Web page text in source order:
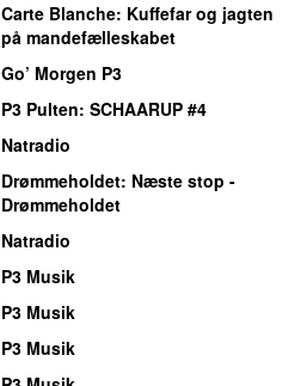
Carte Blanche: Kuffefar og jagten
på mandefælleskabet
Go’ Morgen P3
P3 Pulten: SCHAARUP #4
Natradio
Drømmeholdet: Næste stop -
Drømmeholdet
Natradio
P3 Musik
P3 Musik
P3 Musik